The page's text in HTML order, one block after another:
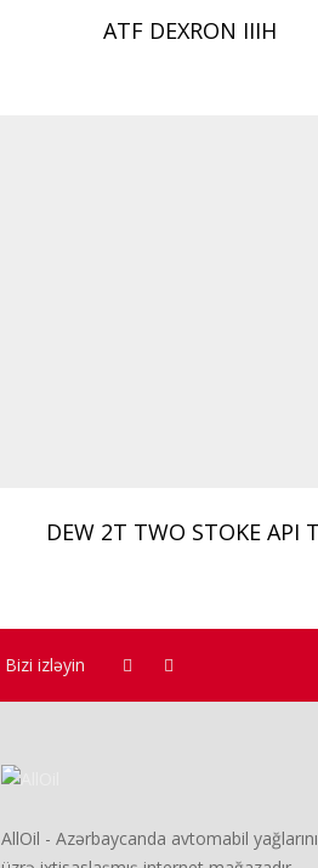
ATF DEXRON IIIH
DEW 2T TWO STOKE API
Bizi izləyin
AllOil - Azərbaycanda avtomabil